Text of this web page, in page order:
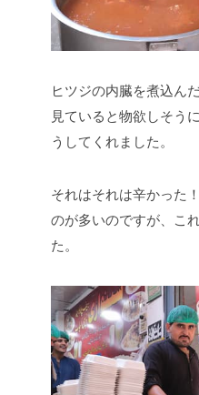
ヒツジの内臓を煮込ん
見ていると物欲しそう
うしてくれました。
それはそれは辛かった
のが多いのですが、こ
た。